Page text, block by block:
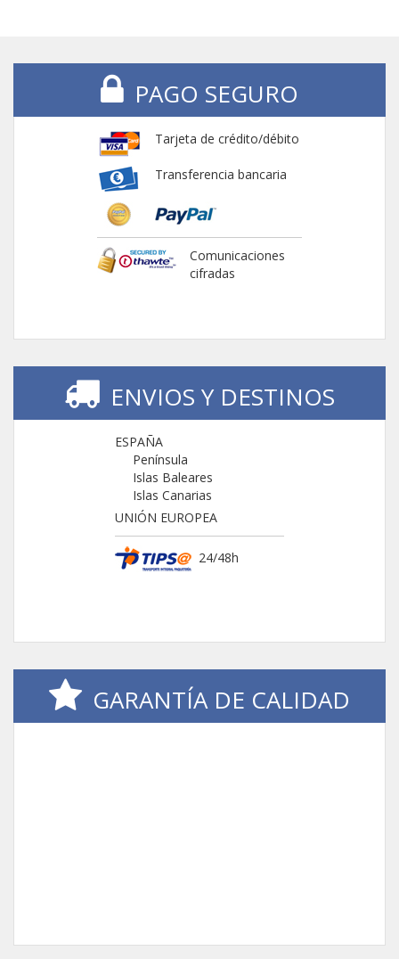
PAGO SEGURO
Tarjeta de crédito/débito
Transferencia bancaria
Comunicaciones
cifradas
ENVIOS Y DESTINOS
ESPAÑA
Península
Islas Baleares
Islas Canarias
UNIÓN EUROPEA
24/48h
GARANTÍA DE CALIDAD